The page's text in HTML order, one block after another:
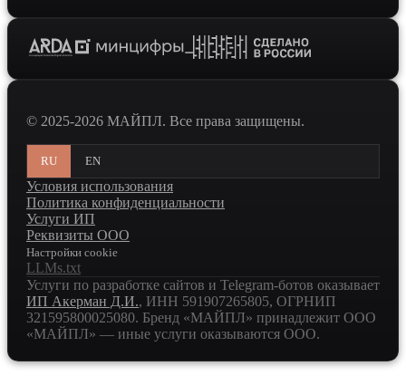
© 2025-2026 МАЙПЛ. Все права защищены.
RU EN
Условия использования
Политика конфиденциальности
Услуги ИП
Реквизиты ООО
Настройки cookie
LLMs.txt
Услуги по разработке сайтов и Telegram-ботов оказывает
ИП Акерман Д.И., ИНН 591907265805, ОГРНИП
321595800025080. Бренд «МАЙПЛ» принадлежит ООО
«МАЙПЛ» — иные услуги оказываются ООО.